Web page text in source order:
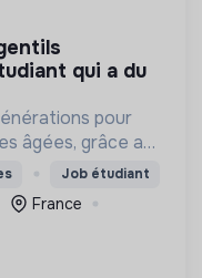
qui a du
pour
âgées, grâce aux
Job étudiant
France